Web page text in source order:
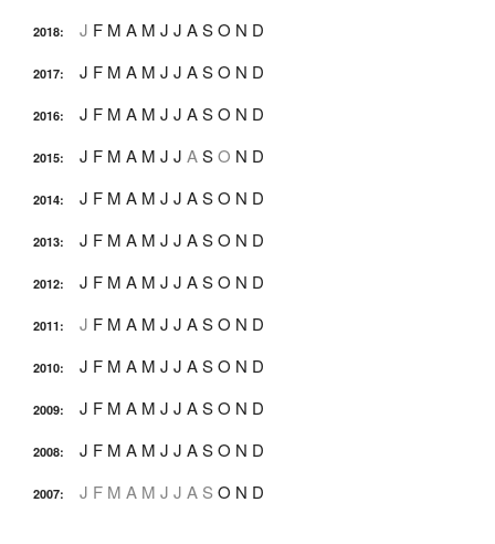
2018: J F M A M J J ASO N D
2017: J F M A M J J ASO N D
2016: J F M A M J J ASO N D
2015: J F M A M J J ASO N D
2014: J F M A M J J ASO N D
2013: J F M A M J J ASO N D
2012: J F M A M J J ASO N D
2011: J F M A M J J ASO N D
2010: J F M A M J J ASO N D
2009: J F M A M J J ASO N D
2008: J F M A M J J ASO N D
2007: J F M A M J J A S O N D